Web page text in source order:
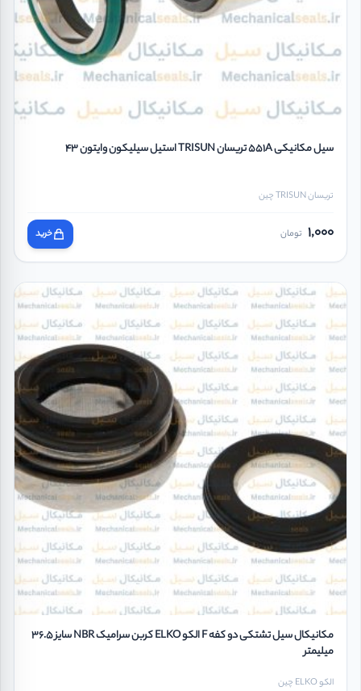
سیل مکانیکی 551A تریسان TRISUN استیل سیلیکون وایتون 43
تریسان TRISUN چین
1,000 تومان خرید
مکانیکال سیل تشتکی دو کفه F الکو ELKO کربن سرامیک NBR سایز 36.5
میلیمتر
الکو ELKO چین